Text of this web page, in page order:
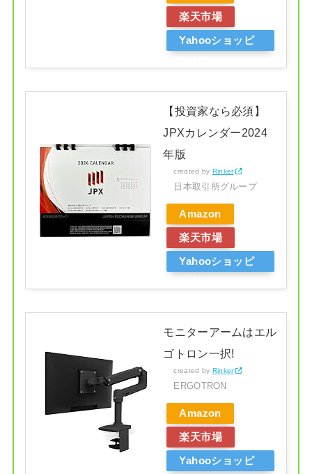
楽天市場
Yahooショッピ
【投資家なら必須】
JPXカレンダー2024
年版
created by Rinker
日本取引所グループ
Amazon
楽天市場
Yahooショッピ
モニターアームはエル
ゴトロン一択!
created by Rinker
ERGOTRON
Amazon
楽天市場
Yahooショッピ